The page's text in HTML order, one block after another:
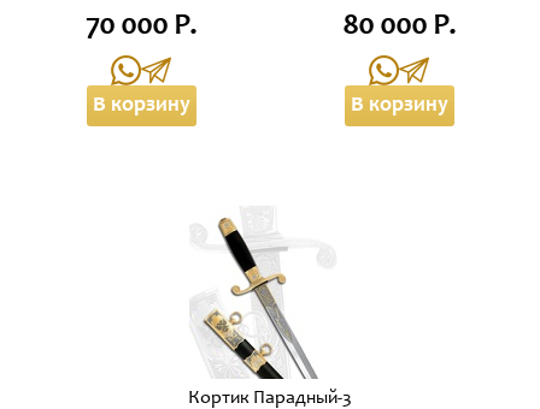
70 000 Р.
В корзину
80 000 Р.
В корзину
Кортик Парадный-3